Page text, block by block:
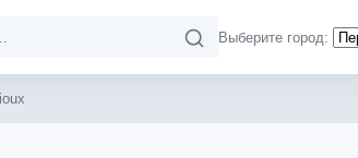
Выберите город: